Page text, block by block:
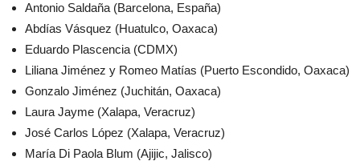
Antonio Saldaña (Barcelona, España)
Abdías Vásquez (Huatulco, Oaxaca)
Eduardo Plascencia (CDMX)
Liliana Jiménez y Romeo Matías (Puerto Escondido, Oaxaca)
Gonzalo Jiménez (Juchitán, Oaxaca)
Laura Jayme (Xalapa, Veracruz)
José Carlos López (Xalapa, Veracruz)
María Di Paola Blum (Ajijic, Jalisco)